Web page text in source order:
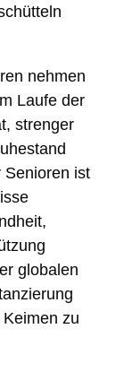
nehmen
Laufe der
strenger
Senioren ist
globalen
zu